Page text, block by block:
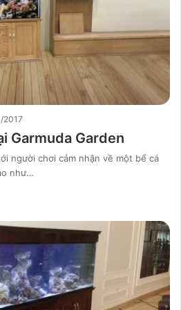
2017
Garmuda Garden
người chơi cảm nhận về một bể cá
như…